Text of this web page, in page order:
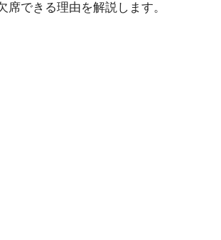
席できる理由を解説します。